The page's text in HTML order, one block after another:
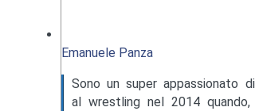
Emanuele Panza
Sono un super appassionato
al wrestling nel 2014